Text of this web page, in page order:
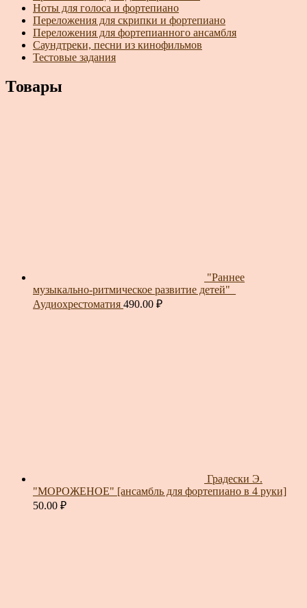
Ноты для голоса и фортепиано
Переложения для скрипки и фортепиано
Переложения для фортепианного ансамбля
Саундтреки, песни из кинофильмов
Тестовые задания
Товары
"Раннее
музыкально-ритмическое развитие детей"_
Аудиохрестоматия 490.00 ₽
Градески Э.
"МОРОЖЕНОЕ" [ансамбль для фортепиано в 4 руки]
50.00 ₽